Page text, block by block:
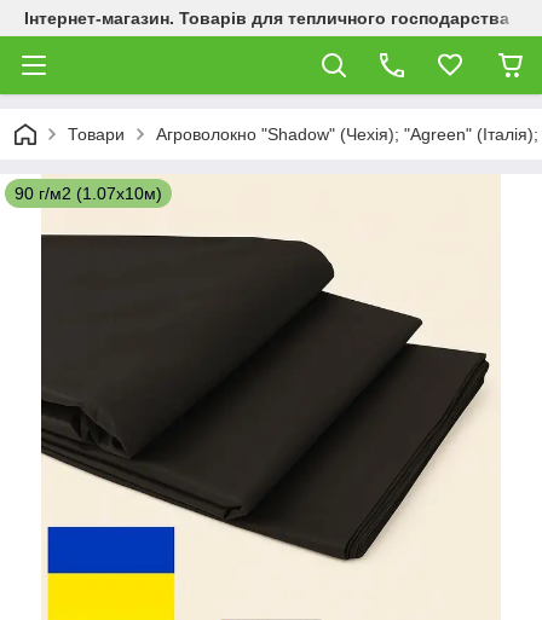
Інтернет-магазин. Товарів для тепличного господарства
Товари Агроволокно "Shadow" (Чехія); "Agreen"
90 г/м2 (1.07х10м)